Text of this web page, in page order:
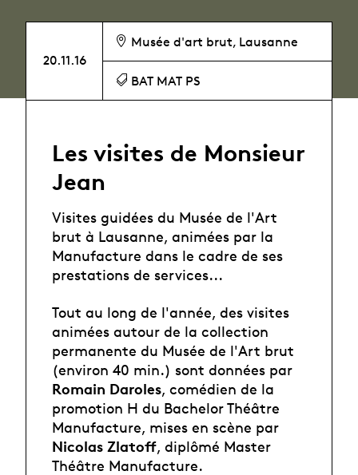
20.11.16
Musée d'art brut, Lausanne
BAT MAT PS
Les visites de Monsieur
Jean
Visites guidées du Musée de l'Art
brut à Lausanne, animées par la
Manufacture dans le cadre de ses
prestations de services...
Tout au long de l'année, des visites
animées autour de la collection
permanente du Musée de l'Art brut
(environ 40 min.) sont données par
Romain Daroles, comédien de la
promotion H du Bachelor Théâtre
Manufacture, mises en scène par
Nicolas Zlatoff, diplômé Master
Théâtre Manufacture.